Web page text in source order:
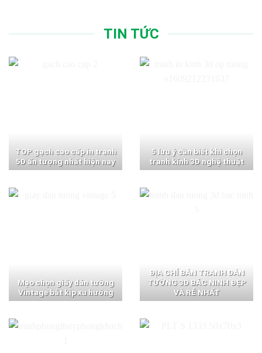
TIN TỨC
TOP gạch cao cấp in tranh
5D ấn tượng nhất hiện nay
5 lưu ý cần biết khi chọn
tranh kính 3D nghệ thuật
Mẹo chọn giấy dán tường
Vintage bắt kịp xu hướng
ĐỊA CHỈ BÁN TRANH DÁN
TƯỜNG 3D BẮC NINH ĐẸP
VÀ RẺ NHẤT